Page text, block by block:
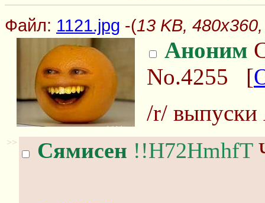
Файл: 1121.jpg -(13 KB,
Аноним
No.4255 [
/r/ выпуски
>> Сямисен !!H72HmhfT